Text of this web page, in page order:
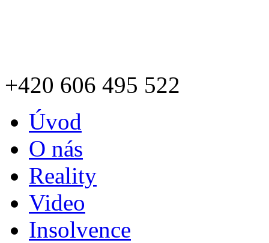
+420 606 495 522
Úvod
O nás
Reality
Video
Insolvence